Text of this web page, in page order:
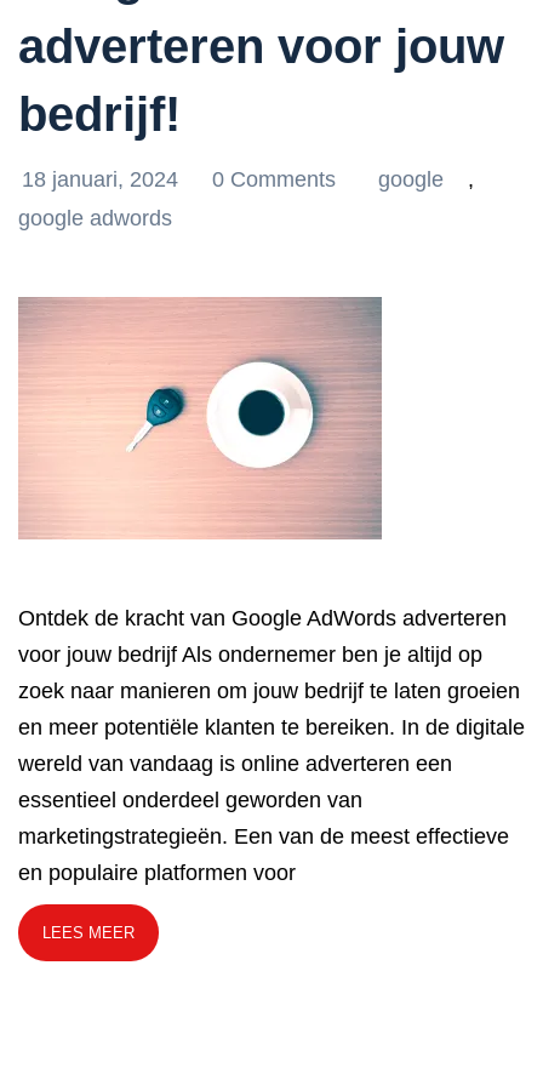
adverteren voor jouw
bedrijf!
18 januari, 2024 0 Comments google
,
google adwords
Ontdek de kracht van Google AdWords adverteren
voor jouw bedrijf Als ondernemer ben je altijd op
zoek naar manieren om jouw bedrijf te laten groeien
en meer potentiële klanten te bereiken. In de digitale
wereld van vandaag is online adverteren een
essentieel onderdeel geworden van
marketingstrategieën. Een van de meest effectieve
en populaire platformen voor
LEES MEER